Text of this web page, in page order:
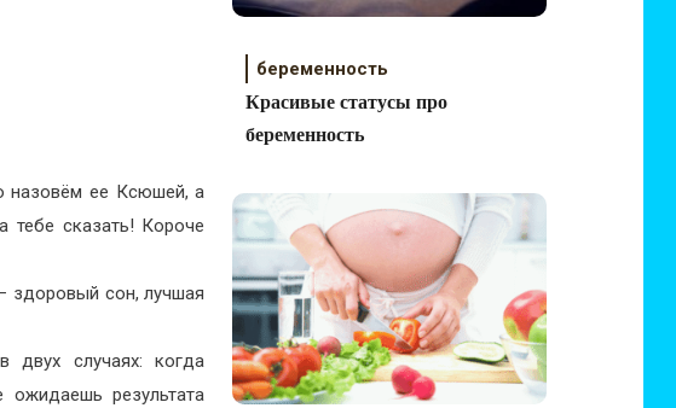
назовём ее Ксюшей, а
сказать! Короче
здоровый сон, лучшая
случаях: когда
результата
беременность
Красивые статусы про
беременность